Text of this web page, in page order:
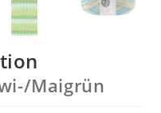
Maigrün